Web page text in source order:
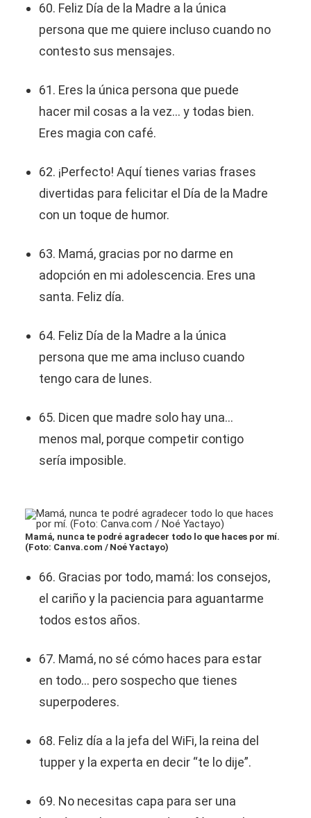
60. Feliz Día de la Madre a la única
persona que me quiere incluso cuando no
contesto sus mensajes.
61. Eres la única persona que puede
hacer mil cosas a la vez… y todas bien.
Eres magia con café.
62. ¡Perfecto! Aquí tienes varias frases
divertidas para felicitar el Día de la Madre
con un toque de humor.
63. Mamá, gracias por no darme en
adopción en mi adolescencia. Eres una
santa. Feliz día.
64. Feliz Día de la Madre a la única
persona que me ama incluso cuando
tengo cara de lunes.
65. Dicen que madre solo hay una...
menos mal, porque competir contigo
sería imposible.
Mamá, nunca te podré agradecer todo lo que haces por mí.
(Foto: Canva.com / Noé Yactayo)
66. Gracias por todo, mamá: los consejos,
el cariño y la paciencia para aguantarme
todos estos años.
67. Mamá, no sé cómo haces para estar
en todo... pero sospecho que tienes
superpoderes.
68. Feliz día a la jefa del WiFi, la reina del
tupper y la experta en decir “te lo dije”.
69. No necesitas capa para ser una